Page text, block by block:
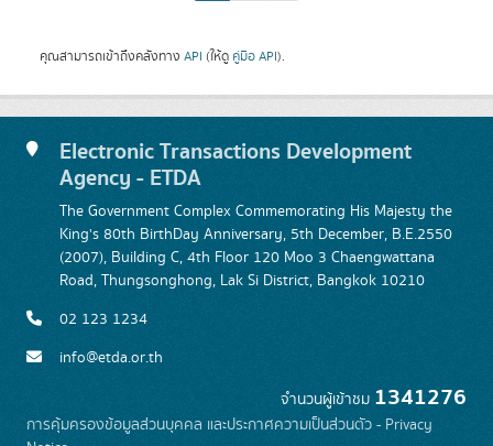
คุณสามารถเข้าถึงคลังทาง API (ให้ดู คู่มือ API).
Electronic Transactions Development
Agency - ETDA
The Government Complex Commemorating His Majesty the
King's 80th BirthDay Anniversary, 5th December, B.E.2550
(2007), Building C, 4th Floor 120 Moo 3 Chaengwattana
Road, Thungsonghong, Lak Si District, Bangkok 10210
02 123 1234
info@etda.or.th
จำนวนผู้เข้าชม 1341276
การคุ้มครองข้อมูลส่วนบุคคล และประกาศความเป็นส่วนตัว - Privacy